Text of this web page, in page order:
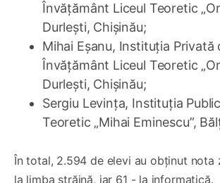
Învăţământ Liceul Teoretic
Durlești, Chișinău;
Mihai Eșanu, Instituția Privată
Învățământ Liceul Teoretic
Durlești, Chișinău;
Sergiu Levința, Instituția
Teoretic „Mihai Eminescu”,
În total, 2.594 de elevi au obținut nota
la limba străină, iar 61 - la informatică.